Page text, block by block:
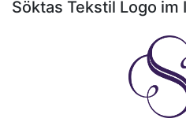
Söktas Tekstil Logo im